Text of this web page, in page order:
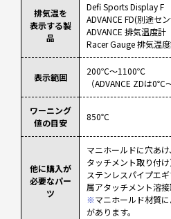
排気温を
表示する製
品
Defi Sports Display F
ADVANCE FD(別途セ
ADVANCE 排気温度計
Racer Gauge 排気温
表示範囲
200℃～1100℃
（ADVANCE ZDは0℃
ワーニング
値の目安
850℃
他に購入が
必要なパー
ツ
マニホールドに穴あ
タッチメント取り付け
ステンレスパイプエ
属アタッチメント溶
※マニホールド材質
があります。